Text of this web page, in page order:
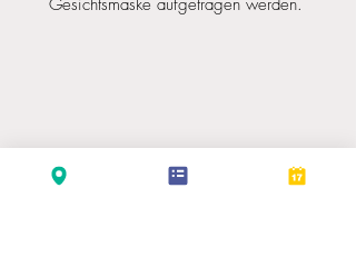
Gesichtsmaske aufgetragen werden.